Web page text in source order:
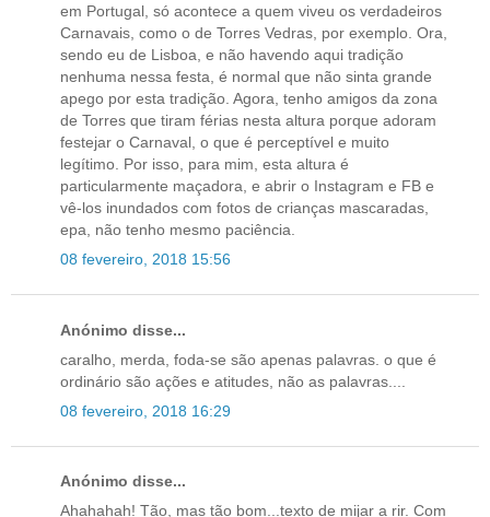
em Portugal, só acontece a quem viveu os verdadeiros
Carnavais, como o de Torres Vedras, por exemplo. Ora,
sendo eu de Lisboa, e não havendo aqui tradição
nenhuma nessa festa, é normal que não sinta grande
apego por esta tradição. Agora, tenho amigos da zona
de Torres que tiram férias nesta altura porque adoram
festejar o Carnaval, o que é perceptível e muito
legítimo. Por isso, para mim, esta altura é
particularmente maçadora, e abrir o Instagram e FB e
vê-los inundados com fotos de crianças mascaradas,
epa, não tenho mesmo paciência.
08 fevereiro, 2018 15:56
Anónimo disse...
caralho, merda, foda-se são apenas palavras. o que é
ordinário são ações e atitudes, não as palavras....
08 fevereiro, 2018 16:29
Anónimo disse...
Ahahahah! Tão, mas tão bom...texto de mijar a rir. Com